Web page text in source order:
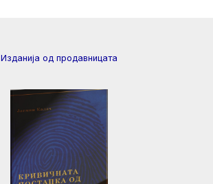
Изданија од продавницата